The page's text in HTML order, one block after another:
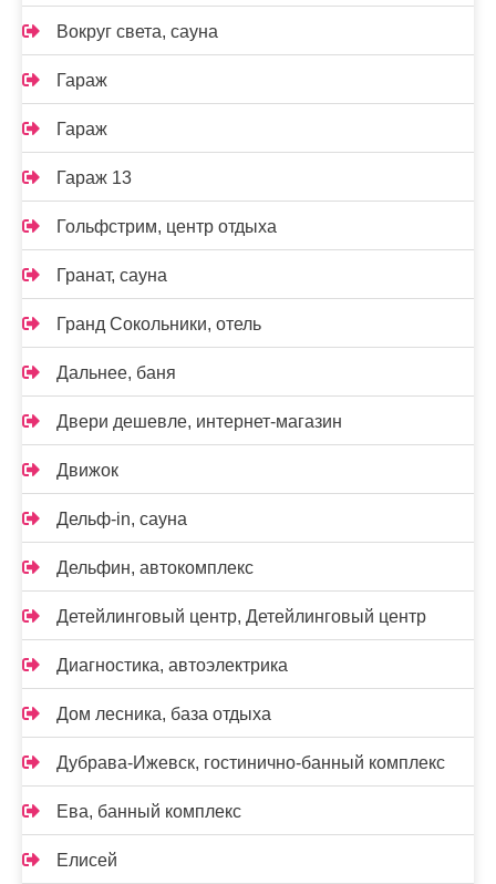
Вокруг света, сауна
Гараж
Гараж
Гараж 13
Гольфстрим, центр отдыха
Гранат, сауна
Гранд Сокольники, отель
Дальнее, баня
Двери дешевле, интернет-магазин
Движок
Дельф-in, сауна
Дельфин, автокомплекс
Детейлинговый центр, Детейлинговый центр
Диагностика, автоэлектрика
Дом лесника, база отдыха
Дубрава-Ижевск, гостинично-банный комплекс
Ева, банный комплекс
Елисей